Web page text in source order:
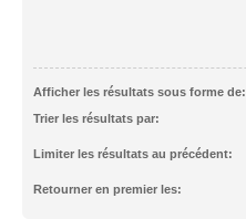
Afficher les résultats sous forme de:
Trier les résultats par:
Limiter les résultats au précédent:
Retourner en premier les: